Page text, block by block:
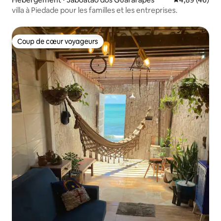
villa à Piedade pour les familles et les entreprises.
Coup de cœur voyageurs
Coup de cœur voyageurs